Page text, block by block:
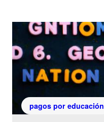
pagos por educación